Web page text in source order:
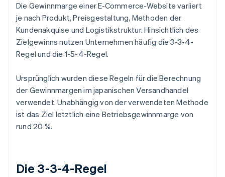
Die Gewinnmarge einer E-Commerce-Website variiert
je nach Produkt, Preisgestaltung, Methoden der
Kundenakquise und Logistikstruktur. Hinsichtlich des
Zielgewinns nutzen Unternehmen häufig die 3-3-4-
Regel und die 1-5-4-Regel.
Ursprünglich wurden diese Regeln für die Berechnung
der Gewinnmargen im japanischen Versandhandel
verwendet. Unabhängig von der verwendeten Methode
ist das Ziel letztlich eine Betriebsgewinnmarge von
rund 20 %.
Die 3-3-4-Regel